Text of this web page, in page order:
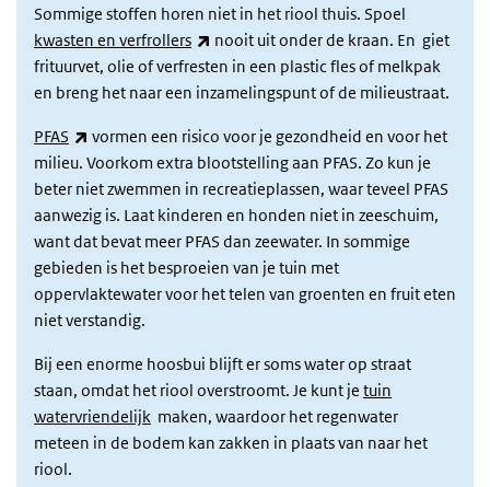
Sommige stoffen horen niet in het riool thuis. Spoel
kwasten en verfrollers
(externe link)
nooit uit onder de kraan. En giet
frituurvet, olie of verfresten in een plastic fles of melkpak
en breng het naar een inzamelingspunt of de milieustraat.
PFAS (externe link)
vormen een risico voor je gezondheid en voor het
milieu. Voorkom extra blootstelling aan PFAS. Zo kun je
beter niet zwemmen in recreatieplassen, waar teveel PFAS
aanwezig is. Laat kinderen en honden niet in zeeschuim,
want dat bevat meer PFAS dan zeewater. In sommige
gebieden is het besproeien van je tuin met
oppervlaktewater voor het telen van groenten en fruit eten
niet verstandig.
Bij een enorme hoosbui blijft er soms water op straat
staan, omdat het riool overstroomt. Je kunt je tuin
watervriendelijk maken, waardoor het regenwater
meteen in de bodem kan zakken in plaats van naar het
riool.